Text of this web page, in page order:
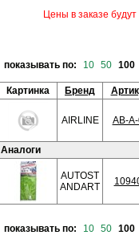
Цены в заказе
показывать по: 10 50 100
Картинка Бренд
AIRLINE AB-
Аналоги
AUTOST
ANDART
показывать по: 10 50 100